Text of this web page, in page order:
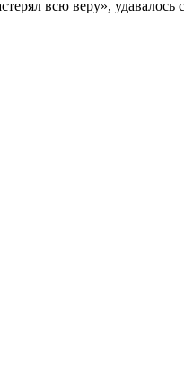
всю веру», удавалось